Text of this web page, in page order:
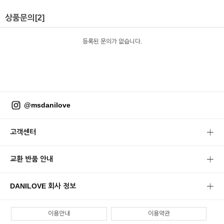
상품문의 [2]
등록된 문의가 없습니다.
@msdanilove
고객센터
교환 반품 안내
DANILOVE 회사 정보
이용안내 이용약관